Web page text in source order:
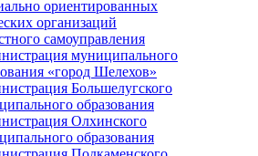
ориентированных
организаций
самоуправления
муниципального
«город Шелехов»
Большелугского
образования
Олхинского
образования